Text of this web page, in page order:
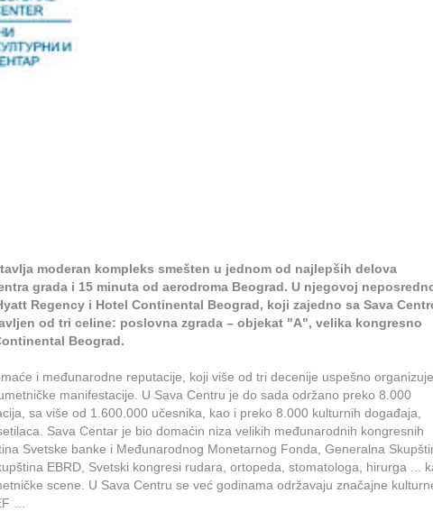
moderan kompleks smešten u jednom od najlepših delova
grada i 15 minuta od aerodroma Beograd. U njegovoj
Regency i Hotel Continental Beograd, koji zajedno sa Sava
od tri celine: poslovna zgrada – objekat "A", velika kongresno
Beograd.
i međunarodne reputacije, koji više od tri decenije uspešno organizuje
manifestacije. U Sava Centru je do sada održano preko 8.000
sa više od 1.600.000 učesnika, kao i preko 8.000 kulturnih događaja,
Sava Centar je bio domaćin niza velikih međunarodnih kongresnih
Svetske banke i Međunarodnog Monetarnog Fonda, Generalna
EBRD, Svetski kongresi rudara, ortopeda, stomatologa, hirurga ...
scene. U Sava Centru se već godinama održavaju značajne
…